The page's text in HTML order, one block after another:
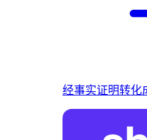
经事实证明转化